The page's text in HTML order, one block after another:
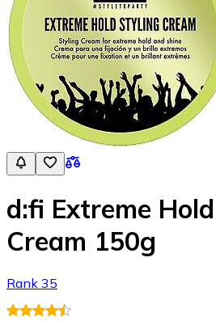
d:fi Extreme
Cream 150g
Rank 35